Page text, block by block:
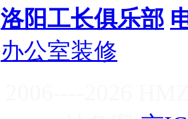
洛阳工长俱乐部
办公室装修